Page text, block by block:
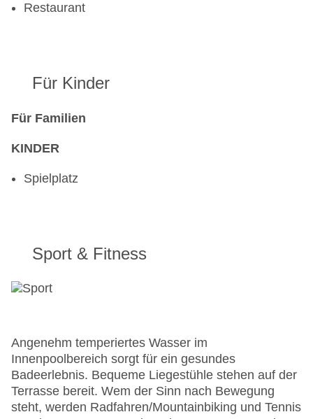
Restaurant
Für Kinder
Für Familien
KINDER
Spielplatz
Sport & Fitness
Angenehm temperiertes Wasser im
Innenpoolbereich sorgt für ein gesundes
Badeerlebnis. Bequeme Liegestühle stehen auf der
Terrasse bereit. Wem der Sinn nach Bewegung
steht, werden Radfahren/Mountainbiking und Tennis